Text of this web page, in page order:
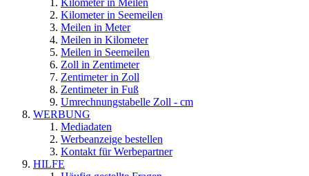
Kilometer in Meilen
Kilometer in Seemeilen
Meilen in Meter
Meilen in Kilometer
Meilen in Seemeilen
Zoll in Zentimeter
Zentimeter in Zoll
Zentimeter in Fuß
Umrechnungstabelle Zoll - cm
WERBUNG
Mediadaten
Werbeanzeige bestellen
Kontakt für Werbepartner
HILFE